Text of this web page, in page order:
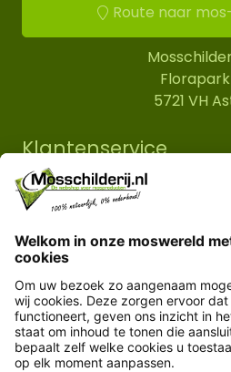
Route naar
Florapark
5721 VH
Klantenservice
Informatie
© Copyright 2026